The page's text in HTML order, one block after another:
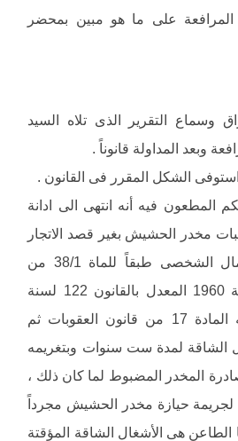
على ما هو مبين بمحضر
وسماع التقرير الذى تلاه السيد
وبعد المداولة قانوناً .
الشكل المقرر فى القانون .
المطعون فيه أنه انتهى الى ادانة
مخدر الحشيش بغير قصد الاتجار
أو التعاطى أو الاستعمال الشخصى طبقاً للماة 38/1 من
القانون رقم 182 لسنة 1960 المعدل بالقانون 122 لسنة
1989 وأعمل فى حقه المادة 17 من قانون العقوبات ثم
الشاقة لمدة ست سنوات وبتغريمه
المخدر المضبوط لما كان ذلك ،
لجريمة حيازة مخدر الحشيش مجرداً
الطاعن هى الأشغال الشاقة المؤقتة